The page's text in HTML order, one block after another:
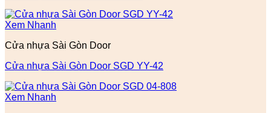
Xem Nhanh
Cửa nhựa Sài Gòn Door
Cửa nhựa Sài Gòn Door SGD YY-42
Xem Nhanh